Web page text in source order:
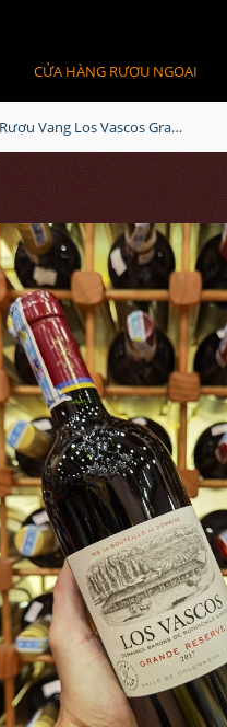
CỬA HÀNG RƯỢU NGOẠI
Rượu Vang Los Vascos Grande Reserve